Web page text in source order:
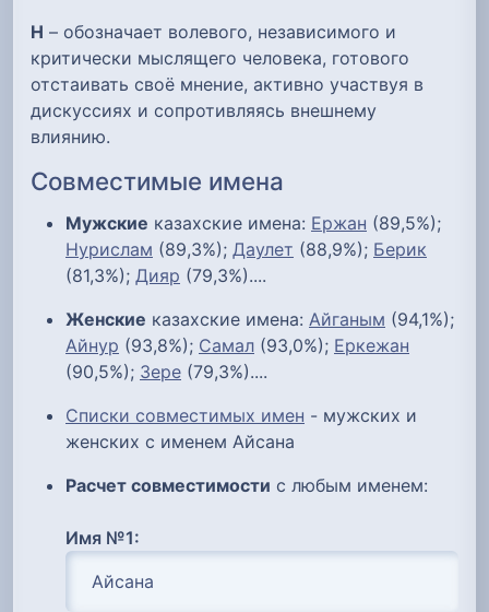
Н – обозначает волевого, независимого и
критически мыслящего человека, готового
отстаивать своё мнение, активно участвуя в
дискуссиях и сопротивляясь внешнему
влиянию.
Совместимые имена
Мужские казахские имена: Ержан (89,5%);
Нурислам (89,3%); Даулет (88,9%); Берик
(81,3%); Дияр (79,3%)....
Женские казахские имена: Айганым (94,1%);
Айнур (93,8%); Самал (93,0%); Еркежан
(90,5%); Зере (79,3%)....
Списки совместимых имен - мужских и
женских с именем Айсана
Расчет совместимости с любым именем:
Имя №1: